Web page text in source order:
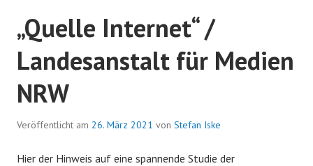
„Quelle Internet“ /
Landesanstalt für Medien
NRW
Veröffentlicht am 26. März 2021 von Stefan Iske
Hier der Hinweis auf eine spannende Studie der